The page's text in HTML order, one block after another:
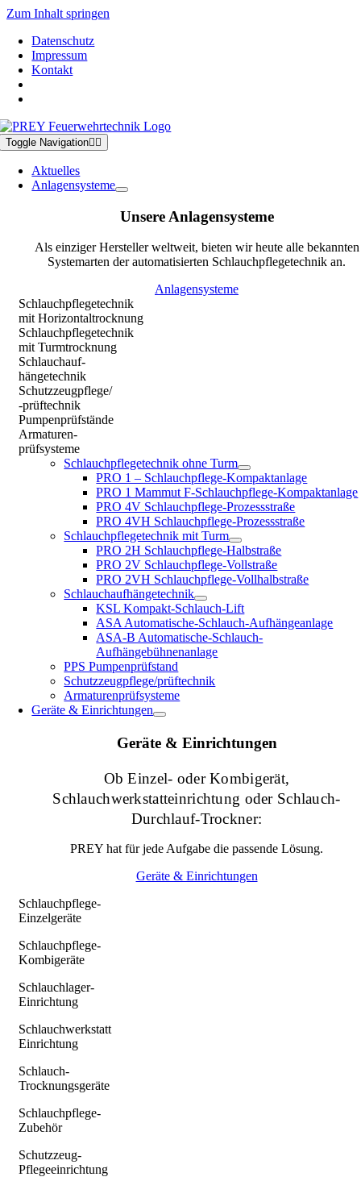
Zum Inhalt springen
Datenschutz
Impressum
Kontakt
Toggle Navigation
Aktuelles
Anlagensysteme
Unsere Anlagensysteme
Als einziger Hersteller weltweit, bieten wir heute alle bekannten
Systemarten der automatisierten Schlauchpflegetechnik an.
Anlagensysteme
Schlauchpflegetechnik
mit Horizontaltrocknung
Schlauchpflegetechnik
mit Turmtrocknung
Schlauchauf-
hängetechnik
Schutzzeugpflege/
-prüftechnik
Pumpenprüfstände
Armaturen-
prüfsysteme
Schlauchpflegetechnik ohne Turm
PRO 1 – Schlauchpflege-Kompaktanlage
PRO 1 Mammut F-Schlauchpflege-Kompaktanlage
PRO 4V Schlauchpflege-Prozessstraße
PRO 4VH Schlauchpflege-Prozessstraße
Schlauchpflegetechnik mit Turm
PRO 2H Schlauchpflege-Halbstraße
PRO 2V Schlauchpflege-Vollstraße
PRO 2VH Schlauchpflege-Vollhalbstraße
Schlauchaufhängetechnik
KSL Kompakt-Schlauch-Lift
ASA Automatische-Schlauch-Aufhängeanlage
ASA-B Automatische-Schlauch-
Aufhängebühnenanlage
PPS Pumpenprüfstand
Schutzzeugpflege/prüftechnik
Armaturenprüfsysteme
Geräte & Einrichtungen
Geräte & Einrichtungen
Ob Einzel- oder Kombigerät,
Schlauchwerkstatteinrichtung oder Schlauch-
Durchlauf-Trockner:
PREY hat für jede Aufgabe die passende Lösung.
Geräte & Einrichtungen
Schlauchpflege-
Einzelgeräte
Schlauchpflege-
Kombigeräte
Schlauchlager-
Einrichtung
Schlauchwerkstatt
Einrichtung
Schlauch-
Trocknungsgeräte
Schlauchpflege-
Zubehör
Schutzzeug-
Pflegeeinrichtung